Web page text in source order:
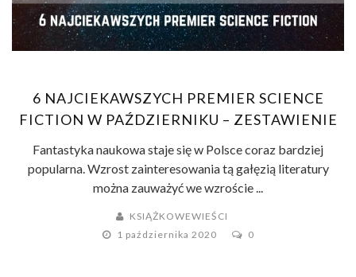
6 NAJCIEKAWSZYCH PREMIER SCIENCE
FICTION W PAŹDZIERNIKU – ZESTAWIENIE
Fantastyka naukowa staje się w Polsce coraz bardziej
popularna. Wzrost zainteresowania tą gałęzią literatury
można zauważyć we wzroście ...
KSIĄŻKOWEWIEŚCI
1 października 2020
0